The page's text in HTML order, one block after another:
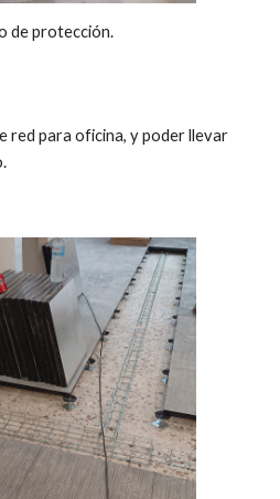
de protección.
red para oficina, y poder llevar